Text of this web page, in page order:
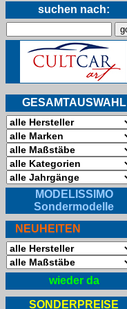
suchen nach:
GESAMTAUSWAHL
MODELISSIMO
Sondermodelle
NEUHEITEN
wieder da
SONDERPREISE